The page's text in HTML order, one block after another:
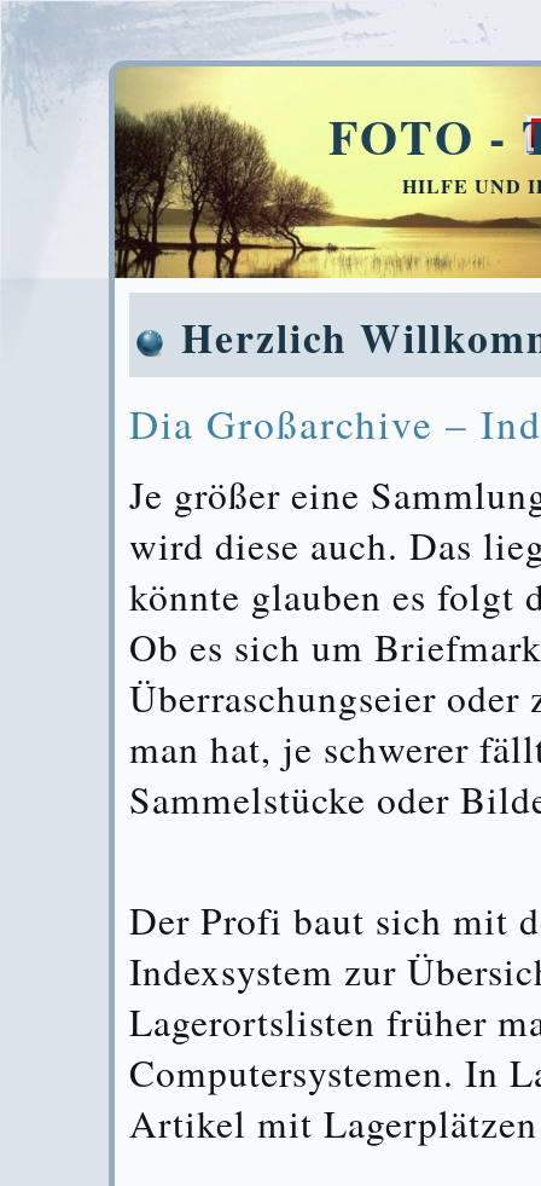
FOTO -
HILFE UND
Herzlich
Dia Großarchive –
Je größer eine
wird diese auch. Das
könnte glauben es folgt
Ob es sich um
Überraschungseier
man hat, je schwerer
Sammelstücke oder
Der Profi baut sich mit
Indexsystem zur
Lagerortslisten früher
Computersystemen. In
Artikel mit